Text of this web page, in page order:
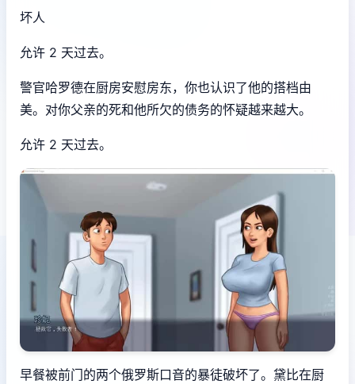
坏人
允许 2 天过去。
警官哈罗德在厨房安慰房东，你也认识了他的搭档由
美。对你父亲的死和他所欠的债务的怀疑越来越大。
允许 2 天过去。
早餐被前门的两个俄罗斯口音的暴徒破坏了。黛比在厨